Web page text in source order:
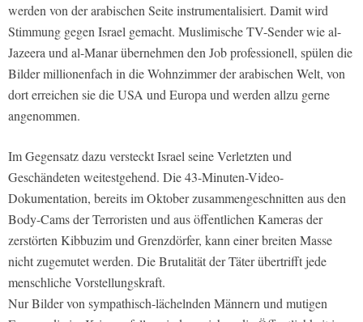
werden von der arabischen Seite instrumentalisiert. Damit wird
Stimmung gegen Israel gemacht. Muslimische TV-Sender wieal-
Jazeera und al-Manarübernehmen den Job professionell, spülen die
Bilder millionenfach in die Wohnzimmer der arabischen Welt, von
dort erreichen sie die USA und Europa und werden allzu gerne
angenommen.
Im Gegensatz dazu versteckt Israel seine Verletzten und
Geschändeten weitestgehend. Die 43-Minuten-Video-
Dokumentation, bereits im Oktober zusammengeschnitten aus den
Body-Cams der Terroristen und aus öffentlichen Kameras der
zerstörten Kibbuzim und Grenzdörfer, kann einer breiten Masse
nicht zugemutet werden. Die Brutalität der Täter übertrifft jede
menschliche Vorstellungskraft.
Nur Bilder von sympathisch-lächelnden Männern und mutigen